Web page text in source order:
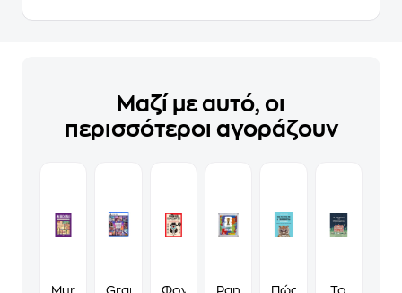
Μαζί με αυτό, οι
περισσότεροι αγοράζουν
MurdokuGrand
Φονικά
Panini
Πώς
Το